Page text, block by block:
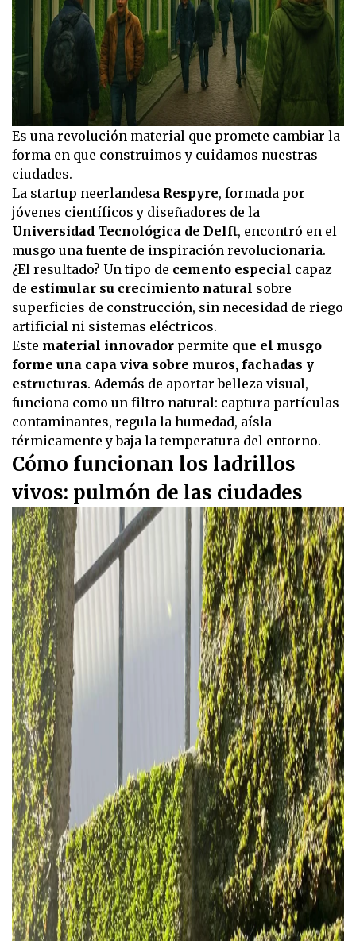
Es una revolución material que promete cambiar la
forma en que construimos y cuidamos nuestras
ciudades.
La startup neerlandesa Respyre, formada por
jóvenes científicos y diseñadores de la
Universidad Tecnológica de Delft, encontró en el
musgo una fuente de inspiración revolucionaria.
¿El resultado? Un tipo de cemento especial capaz
de estimular su crecimiento natural sobre
superficies de construcción, sin necesidad de riego
artificial ni sistemas eléctricos.
Este material innovador permite que el musgo
forme una capa viva sobre muros, fachadas y
estructuras. Además de aportar belleza visual,
funciona como un filtro natural: captura partículas
contaminantes, regula la humedad, aísla
térmicamente y baja la temperatura del entorno.
Cómo funcionan los ladrillos
vivos: pulmón de las ciudades